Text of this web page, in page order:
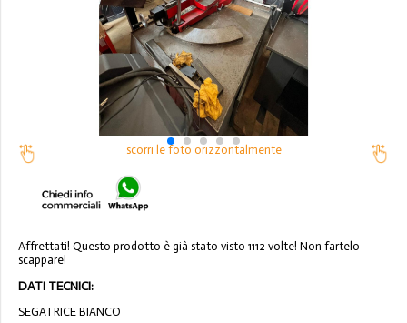
scorri le foto orizzontalmente
Affrettati! Questo prodotto è già stato visto 1112 volte! Non fartelo
scappare!
DATI TECNICI:
SEGATRICE BIANCO